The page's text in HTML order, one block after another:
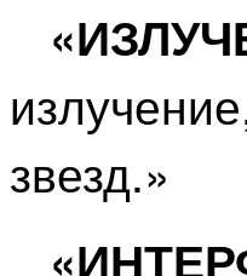
звезд.»